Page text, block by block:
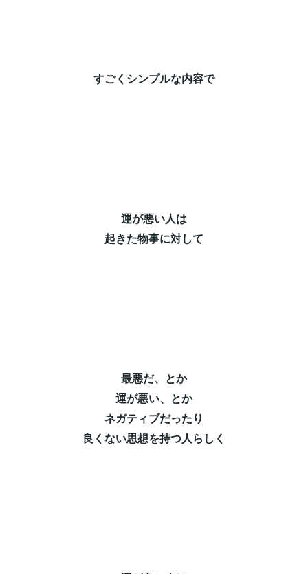
すごくシンプルな内容で⁡
運が悪い人は⁡
起きた物事に対して⁡
最悪だ、とか⁡
運が悪い、とか⁡
ネガティブだったり⁡
良くない思想を持つ人らしく⁡